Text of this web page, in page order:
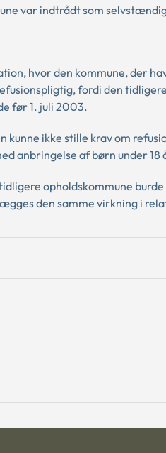
var indtrådt som
hvor den kommune, der
fordi den
før 1. juli 2003.
kunne ikke stille krav om
anbringelse af børn under
opholdskommune
den samme virkning i